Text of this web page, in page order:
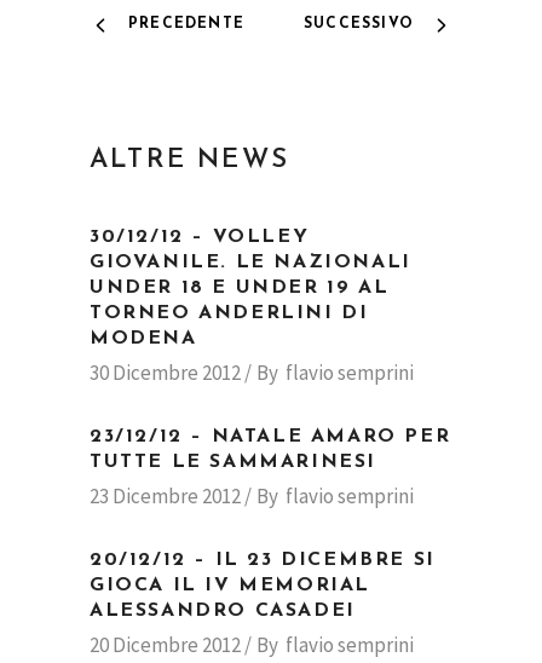
PRECEDENTE SUCCESSIVO
ALTRE NEWS
30/12/12 – VOLLEY
GIOVANILE. LE NAZIONALI
UNDER 18 E UNDER 19 AL
TORNEO ANDERLINI DI
MODENA
30 Dicembre 2012 By flavio semprini
23/12/12 – NATALE AMARO PER
TUTTE LE SAMMARINESI
23 Dicembre 2012 By flavio semprini
20/12/12 – IL 23 DICEMBRE SI
GIOCA IL IV MEMORIAL
ALESSANDRO CASADEI
20 Dicembre 2012 By flavio semprini